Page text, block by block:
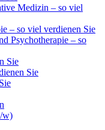
Medizin – so viel
– so viel verdienen Sie
Psychotherapie – so
Sie
Sie
w)